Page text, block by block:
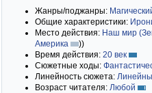
Жанры/поджанры:
Общие характеристики:
Место действия: Наш мир
Америка
))
Время действия: 20 век
Сюжетные ходы:
Линейность сюжета:
Возраст читателя: Любой